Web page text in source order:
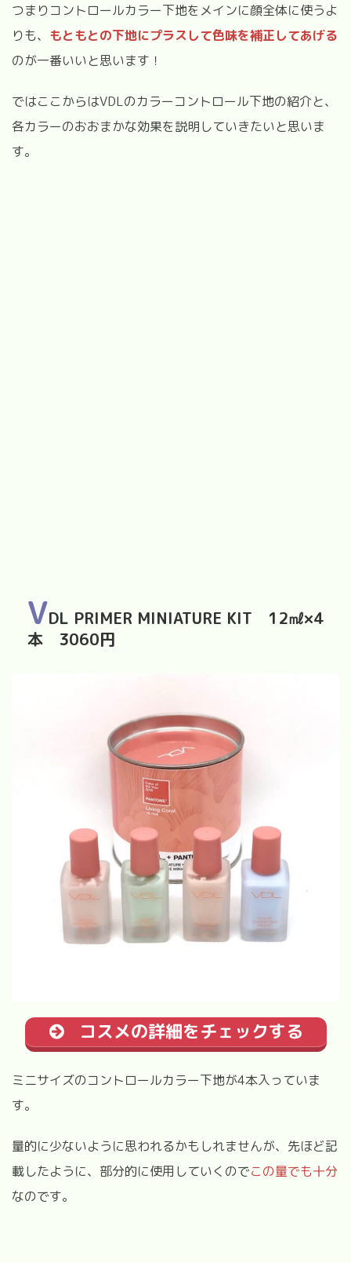
つまりコントロールカラー下地をメインに顔全体に使うよ
りも、 もともとの下地にプラスして色味を補正してあげる
のが一番いいと思います！
ではここからはVDLのカラーコントロール下地の紹介と、
各カラーのおおまかな効果を説明していきたいと思いま
す。
VDL PRIMER MINIATURE KIT 12㎖×4
本 3060円
コスメの詳細をチェックする
ミニサイズのコントロールカラー下地が4本入っていま
す。
量的に少ないように思われるかもしれませんが、先ほど記
載したように、部分的に使用していくのでこの量でも十分
なのです。